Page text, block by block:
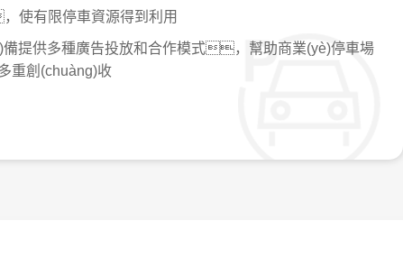
使有限停車資源得到利用
備提供多種廣告投放和合作模式，幫助商業(yè)停車場
重創(chuàng)收